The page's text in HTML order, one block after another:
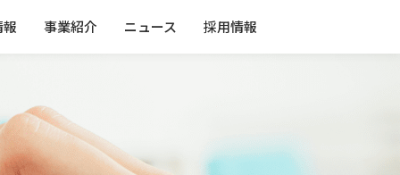
事業紹介 ニュース 採用情報